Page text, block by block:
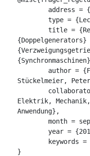
Stückelmeier,
Elektrik,
Anwendung},
}